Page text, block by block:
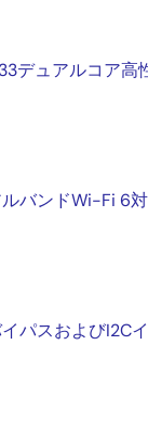
デュアルコア高
バンドWi-Fi 6
パスおよびI2C